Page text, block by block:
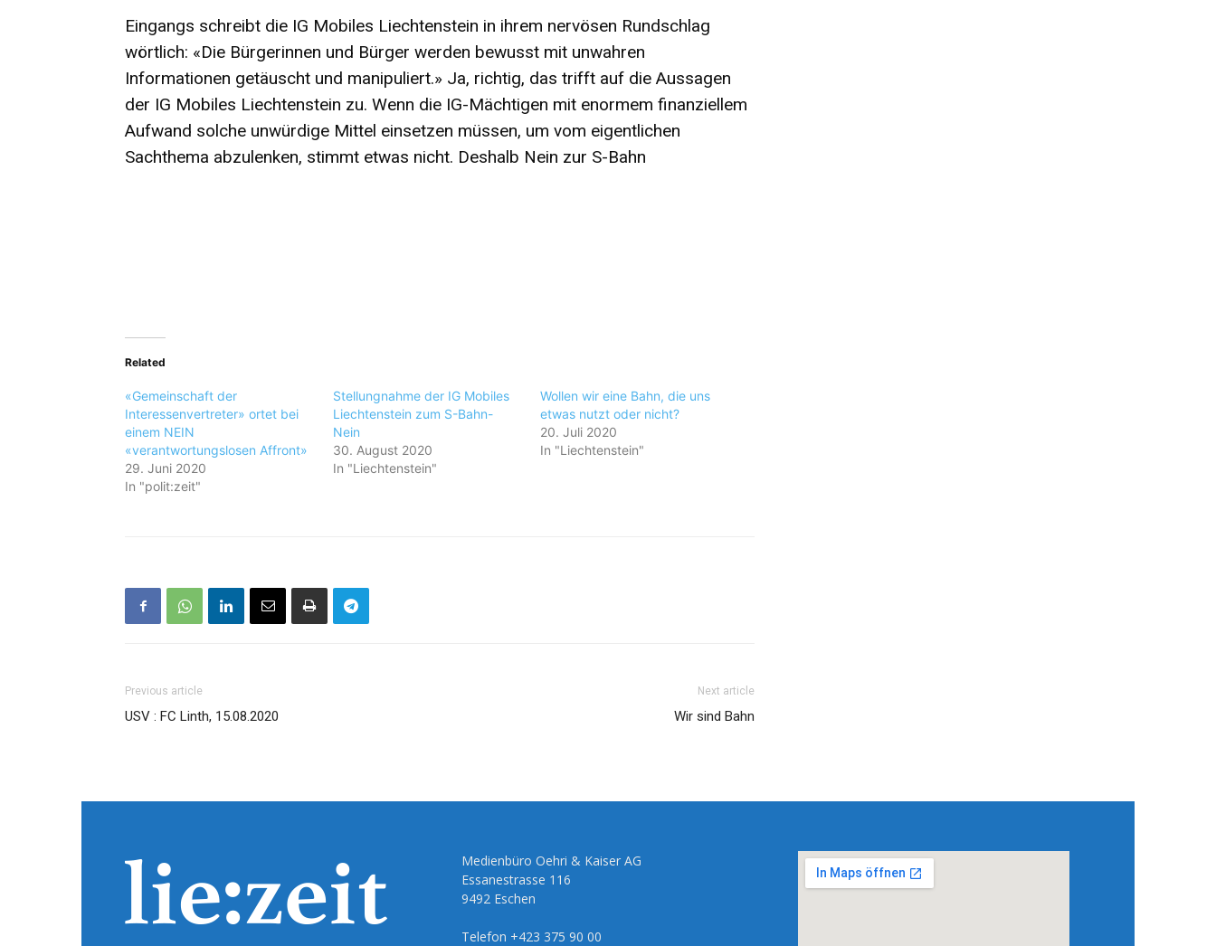
Eingangs schreibt die IG Mobiles Liechtenstein in ihrem nervösen Rundschlag
wörtlich: «Die Bürgerinnen und Bürger werden bewusst mit unwahren
Informationen getäuscht und manipuliert.» Ja, richtig, das trifft auf die Aussagen
der IG Mobiles Liechtenstein zu. Wenn die IG-Mächtigen mit enormem finanziellem
Aufwand solche unwürdige Mittel einsetzen müssen, um vom eigentlichen
Sachthema abzulenken, stimmt etwas nicht. Deshalb Nein zur S-Bahn
Related
«Gemeinschaft der
Interessenvertreter» ortet bei
einem NEIN
«verantwortungslosen Affront»
29. Juni 2020
In "polit:zeit"
Stellungnahme der IG Mobiles
Liechtenstein zum S-Bahn-
Nein
30. August 2020
In "Liechtenstein"
Wollen wir eine Bahn, die uns
etwas nutzt oder nicht?
20. Juli 2020
In "Liechtenstein"
Previous article
USV : FC Linth, 15.08.2020
Next article
Wir sind Bahn
Medienbüro Oehri & Kaiser AG
Essanestrasse 116
9492 Eschen
Telefon +423 375 90 00